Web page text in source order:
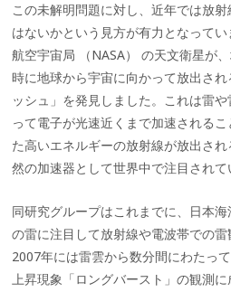
この未解明問題に対し、近年では放
はないかという見方が有力となって
航空宇宙局 （NASA） の天文衛星が
時に地球から宇宙に向かって放出さ
ッシュ」を発見しました。これは雷
って電子が光速近くまで加速される
た高いエネルギーの放射線が放出さ
然の加速器として世界中で注目されて
同研究グループはこれまでに、日本
の雷に注目して放射線や電波帯での雷
2007年には雷雲から数分間にわたっ
上昇現象「ロングバースト」の観測